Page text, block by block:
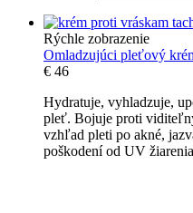
Rýchle zobrazenie
Omladzujúci pleťový
€ 46
Hydratuje, vyhladzuje,
pleť. Bojuje proti
vzhľad pleti po akné,
poškodení od UV